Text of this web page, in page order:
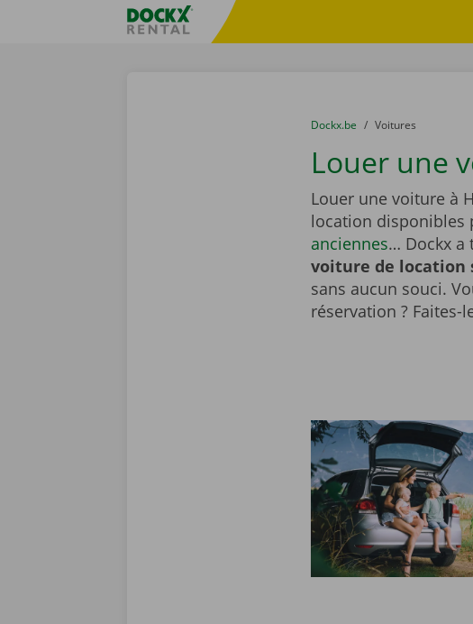
sitename
You are here:
du
Dockx.be to
Voitures
Louer une
Louer une voiture à
location disponibles
anciennes… Dockx a
voiture de
sans aucun souci.
réservation ? Faites-